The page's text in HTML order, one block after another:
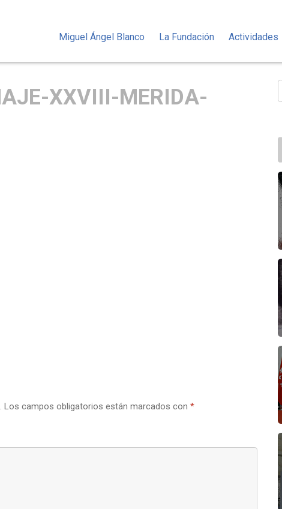
Miguel Ángel Blanco La Fundación Actividades
XXVIII-MERIDA-
Los campos obligatorios están marcados con *